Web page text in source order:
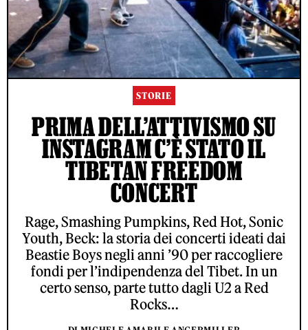
STORIE
PRIMA DELL’ATTIVISMO SU
INSTAGRAM C’È STATO IL
TIBETAN FREEDOM
CONCERT
Rage, Smashing Pumpkins, Red Hot, Sonic
Youth, Beck: la storia dei concerti ideati dai
Beastie Boys negli anni ’90 per raccogliere
fondi per l’indipendenza del Tibet. In un
certo senso, parte tutto dagli U2 a Red
Rocks…